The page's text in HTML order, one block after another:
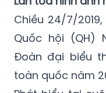
Quốc hội (QH)
Đoàn đại biểu
toàn quốc năm
Phát biểu tại
đạo Đảng, Nhà